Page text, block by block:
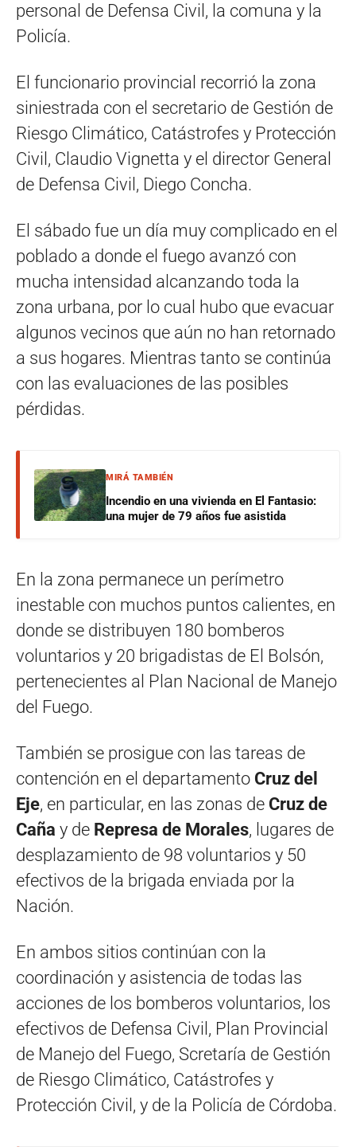
personal de Defensa Civil, la comuna y la
Policía.
El funcionario provincial recorrió la zona
siniestrada con el secretario de Gestión de
Riesgo Climático, Catástrofes y Protección
Civil, Claudio Vignetta y el director General
de Defensa Civil, Diego Concha.
El sábado fue un día muy complicado en el
poblado a donde el fuego avanzó con
mucha intensidad alcanzando toda la
zona urbana, por lo cual hubo que evacuar
algunos vecinos que aún no han retornado
a sus hogares. Mientras tanto se continúa
con las evaluaciones de las posibles
pérdidas.
MIRÁ TAMBIÉN
Incendio en una vivienda en El Fantasio:
una mujer de 79 años fue asistida
En la zona permanece un perímetro
inestable con muchos puntos calientes, en
donde se distribuyen 180 bomberos
voluntarios y 20 brigadistas de El Bolsón,
pertenecientes al Plan Nacional de Manejo
del Fuego.
También se prosigue con las tareas de
contención en el departamento Cruz del
Eje, en particular, en las zonas de Cruz de
Caña y de Represa de Morales, lugares de
desplazamiento de 98 voluntarios y 50
efectivos de la brigada enviada por la
Nación.
En ambos sitios continúan con la
coordinación y asistencia de todas las
acciones de los bomberos voluntarios, los
efectivos de Defensa Civil, Plan Provincial
de Manejo del Fuego, Scretaría de Gestión
de Riesgo Climático, Catástrofes y
Protección Civil, y de la Policía de Córdoba.